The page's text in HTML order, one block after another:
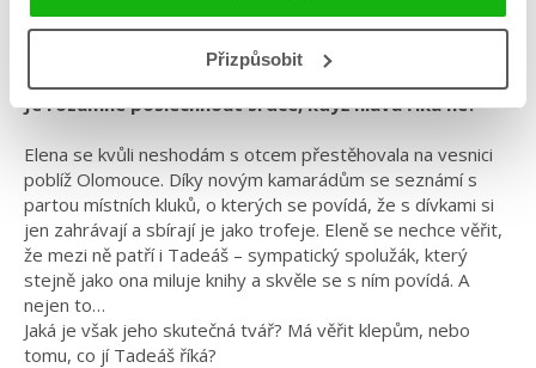
Přizpůsobit
#standalone
Je rozumné poslechnout srdce, když hlava říká ne?
Elena se kvůli neshodám s otcem přestěhovala na vesnici
poblíž Olomouce. Díky novým kamarádům se seznámí s
partou místních kluků, o kterých se povídá, že s dívkami si
jen zahrávají a sbírají je jako trofeje. Eleně se nechce věřit,
že mezi ně patří i Tadeáš – sympatický spolužák, který
stejně jako ona miluje knihy a skvěle se s ním povídá. A
nejen to…
Jaká je však jeho skutečná tvář? Má věřit klepům, nebo
tomu, co jí Tadeáš říká?